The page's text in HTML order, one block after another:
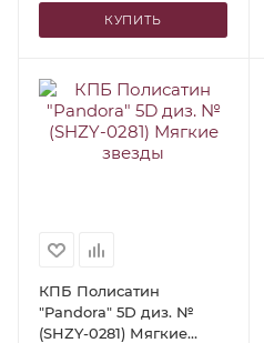
КУПИТЬ
КПБ Полисатин
"Pandora" 5D диз. №
(SHZY-0281) Мягкие